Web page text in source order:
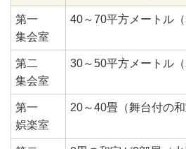
第一
集会室
40～70平方メートル（
第二
集会室
30～50平方メートル（
第一
娯楽室
20～40畳（舞台付の和